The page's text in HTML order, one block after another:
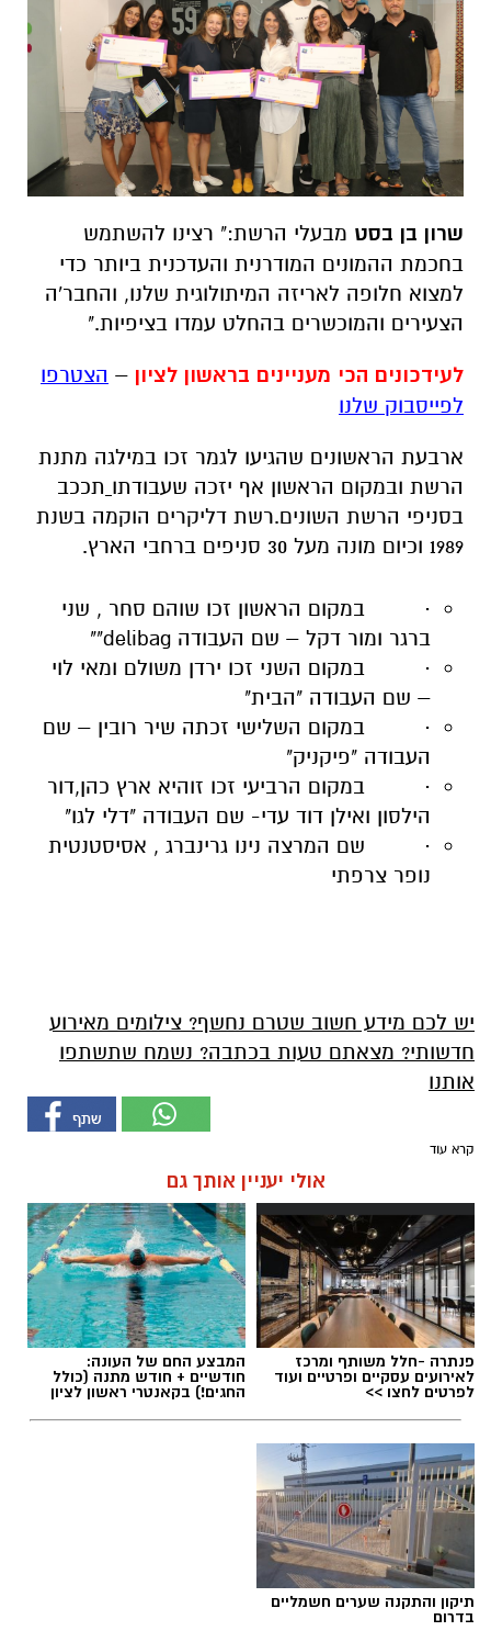
שרון בן בסט מבעלי הרשת:" רצינו להשתמש
בחכמת ההמונים המודרנית והעדכנית ביותר כדי
למצוא חלופה לאריזה המיתולוגית שלנו, והחבר'ה
הצעירים והמוכשרים בהחלט עמדו בציפיות."
לעידכונים הכי מעניינים בראשון לציון – הצטרפו
לפייסבוק שלנו
ארבעת הראשונים שהגיעו לגמר זכו במילגה מתנת
הרשת ובמקום הראשון אף יזכה שעבודתו תככב
בסניפי הרשת השונים.רשת דליקרים הוקמה בשנת
1989 וכיום מונה מעל 30 סניפים ברחבי הארץ.
· במקום הראשון זכו שוהם סחר , שני
ברגר ומור דקל – שם העבודה delibag""
· במקום השני זכו ירדן משולם ומאי לוי
– שם העבודה "הבית"
· במקום השלישי זכתה שיר רובין – שם
העבודה "פיקניק"
· במקום הרביעי זכו זוהיא ארץ כהן,דור
הילסון ואילן דוד עדי- שם העבודה "דלי לגו"
· שם המרצה נינו גרינברג , אסיסטנטית
נופר צרפתי
יש לכם מידע חשוב שטרם נחשף? צילומים מאירוע
חדשותי? מצאתם טעות בכתבה? נשמח שתשתפו
אותנו
קרא עוד
אולי יעניין אותך גם
פנתרה -חלל משותף ומרכז
לאירועים עסקיים ופרטיים ועוד
לפרטים לחצו >>
המבצע החם של העונה:
חודשיים + חודש מתנה (כולל
החגים!) בקאנטרי ראשון לציון
תיקון והתקנה שערים חשמליים
בדרום